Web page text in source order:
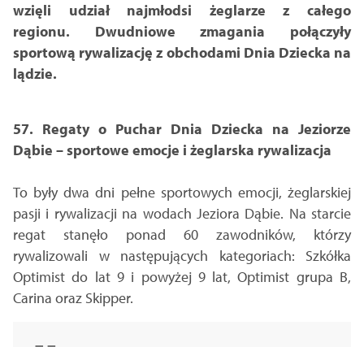
wzięli udział najmłodsi żeglarze z całego
regionu. Dwudniowe zmagania połączyły
sportową rywalizację z obchodami Dnia Dziecka na
lądzie.
57. Regaty o Puchar Dnia Dziecka na Jeziorze
Dąbie – sportowe emocje i żeglarska rywalizacja
To były dwa dni pełne sportowych emocji, żeglarskiej
pasji i rywalizacji na wodach Jeziora Dąbie. Na starcie
regat stanęło ponad 60 zawodników, którzy
rywalizowali w następujących kategoriach: Szkółka
Optimist do lat 9 i powyżej 9 lat, Optimist grupa B,
Carina oraz Skipper.